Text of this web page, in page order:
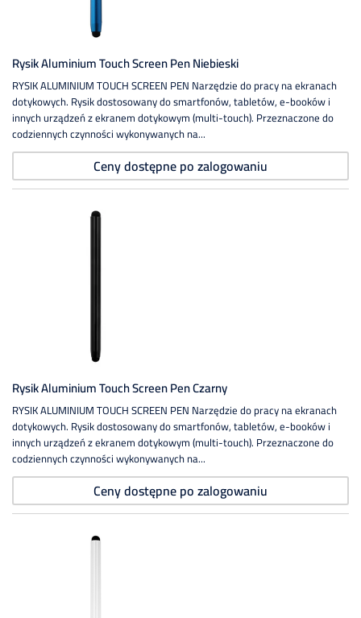
Rysik Aluminium Touch Screen Pen Niebieski
RYSIK ALUMINIUM TOUCH SCREEN PEN Narzędzie do pracy na ekranach
dotykowych. Rysik dostosowany do smartfonów, tabletów, e-booków i
innych urządzeń z ekranem dotykowym (multi-touch). Przeznaczone do
codziennych czynności wykonywanych na...
Ceny dostępne po zalogowaniu
Rysik Aluminium Touch Screen Pen Czarny
RYSIK ALUMINIUM TOUCH SCREEN PEN Narzędzie do pracy na ekranach
dotykowych. Rysik dostosowany do smartfonów, tabletów, e-booków i
innych urządzeń z ekranem dotykowym (multi-touch). Przeznaczone do
codziennych czynności wykonywanych na...
Ceny dostępne po zalogowaniu